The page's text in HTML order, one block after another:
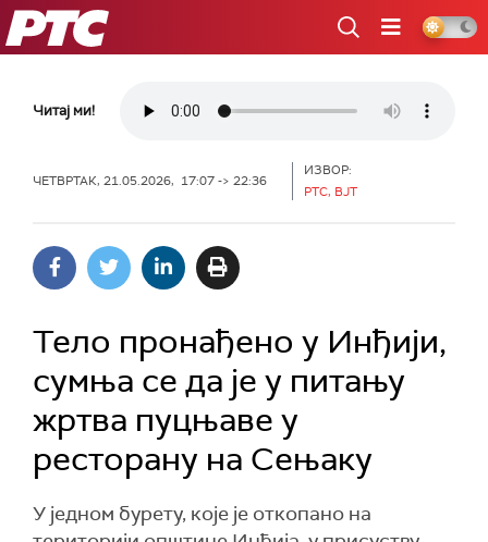
РТС
Читај ми!
ЧЕТВРТАК, 21.05.2026, 17:07 -> 22:36
ИЗВОР:
РТС, ВЈТ
Тело пронађено у Инђији,
сумња се да је у питању
жртва пуцњаве у
ресторану на Сењаку
У једном бурету, које је откопано на